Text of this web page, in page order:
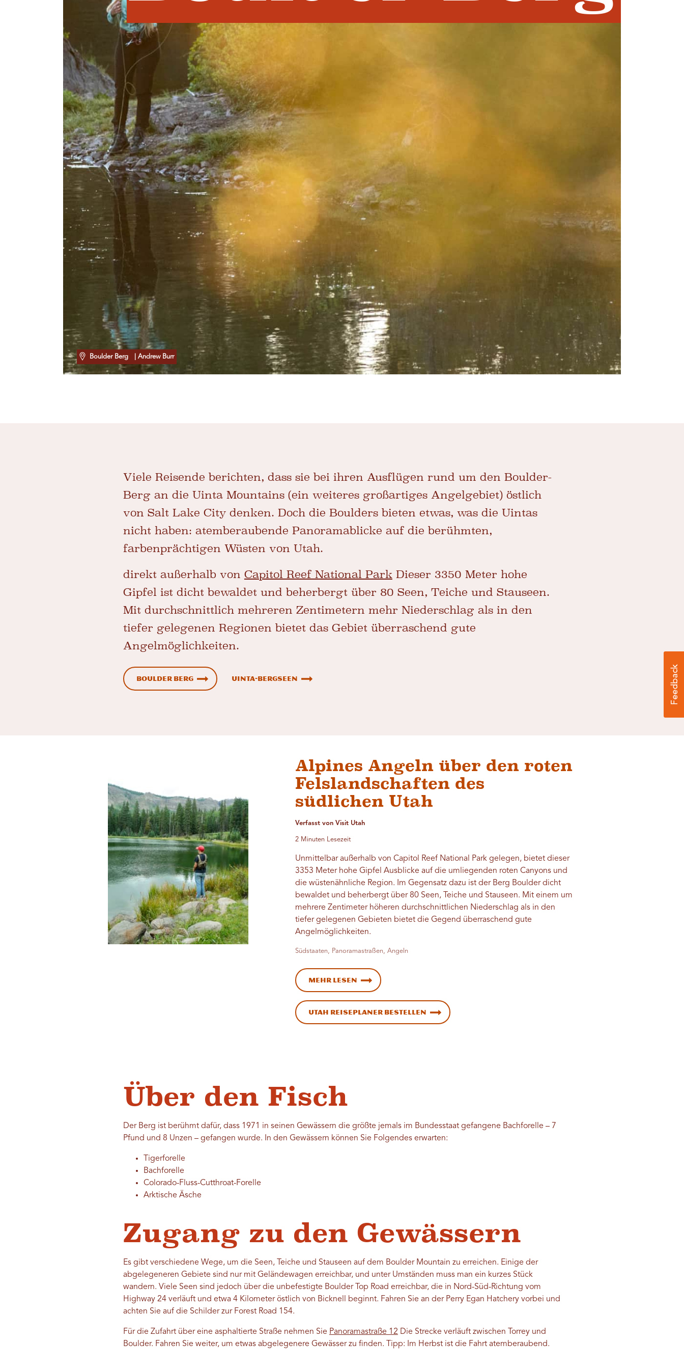
Boulder Berg | Andrew Burr
Viele Reisende berichten, dass sie bei ihren Ausflügen rund um den Boulder-
Berg an die Uinta Mountains (ein weiteres großartiges Angelgebiet) östlich
von Salt Lake City denken. Doch die Boulders bieten etwas, was die Uintas
nicht haben: atemberaubende Panoramablicke auf die berühmten,
farbenprächtigen Wüsten von Utah.
direkt außerhalb von Capitol Reef National ParkDieser 3350 Meter hohe
Gipfel ist dicht bewaldet und beherbergt über 80 Seen, Teiche und Stauseen.
Mit durchschnittlich mehreren Zentimetern mehr Niederschlag als in den
tiefer gelegenen Regionen bietet das Gebiet überraschend gute
Angelmöglichkeiten.
Boulder Berg Uinta-Bergseen
Alpines Angeln über den roten
Felslandschaften des
südlichen Utah
Verfasst von Visit Utah
2 Minuten Lesezeit
Unmittelbar außerhalb von Capitol Reef National Park gelegen, bietet dieser
3353 Meter hohe Gipfel Ausblicke auf die umliegenden roten Canyons und
die wüstenähnliche Region. Im Gegensatz dazu ist der Berg Boulder dicht
bewaldet und beherbergt über 80 Seen, Teiche und Stauseen. Mit einem um
mehrere Zentimeter höheren durchschnittlichen Niederschlag als in den
tiefer gelegenen Gebieten bietet die Gegend überraschend gute
Angelmöglichkeiten.
Südstaaten, Panoramastraßen, Angeln
Mehr lesen
Utah Reiseplaner bestellen
Über den Fisch
Der Berg ist berühmt dafür, dass 1971 in seinen Gewässern die größte jemals im Bundesstaat gefangene Bachforelle – 7
Pfund und 8 Unzen – gefangen wurde. In den Gewässern können Sie Folgendes erwarten:
Tigerforelle
Bachforelle
Colorado-Fluss-Cutthroat-Forelle
Arktische Äsche
Zugang zu den Gewässern
Es gibt verschiedene Wege, um die Seen, Teiche und Stauseen auf dem Boulder Mountain zu erreichen. Einige der
abgelegeneren Gebiete sind nur mit Geländewagen erreichbar, und unter Umständen muss man ein kurzes Stück
wandern. Viele Seen sind jedoch über die unbefestigte Boulder Top Road erreichbar, die in Nord-Süd-Richtung vom
Highway 24 verläuft und etwa 4 Kilometer östlich von Bicknell beginnt. Fahren Sie an der Perry Egan Hatchery vorbei und
achten Sie auf die Schilder zur Forest Road 154.
Für die Zufahrt über eine asphaltierte Straße nehmen Sie Panoramastraße 12 Die Strecke verläuft zwischen Torrey und
Boulder. Fahren Sie weiter, um etwas abgelegenere Gewässer zu finden. Tipp: Im Herbst ist die Fahrt atemberaubend.